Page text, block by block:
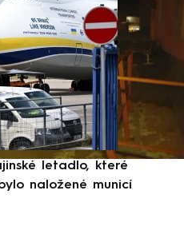
letadlo, které
naložené municí